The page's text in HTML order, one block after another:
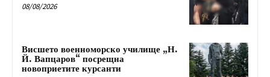
08/08/2026
Висшето военноморско училище „Н.
Й. Вапцаров“ посрещна
новоприетите курсанти